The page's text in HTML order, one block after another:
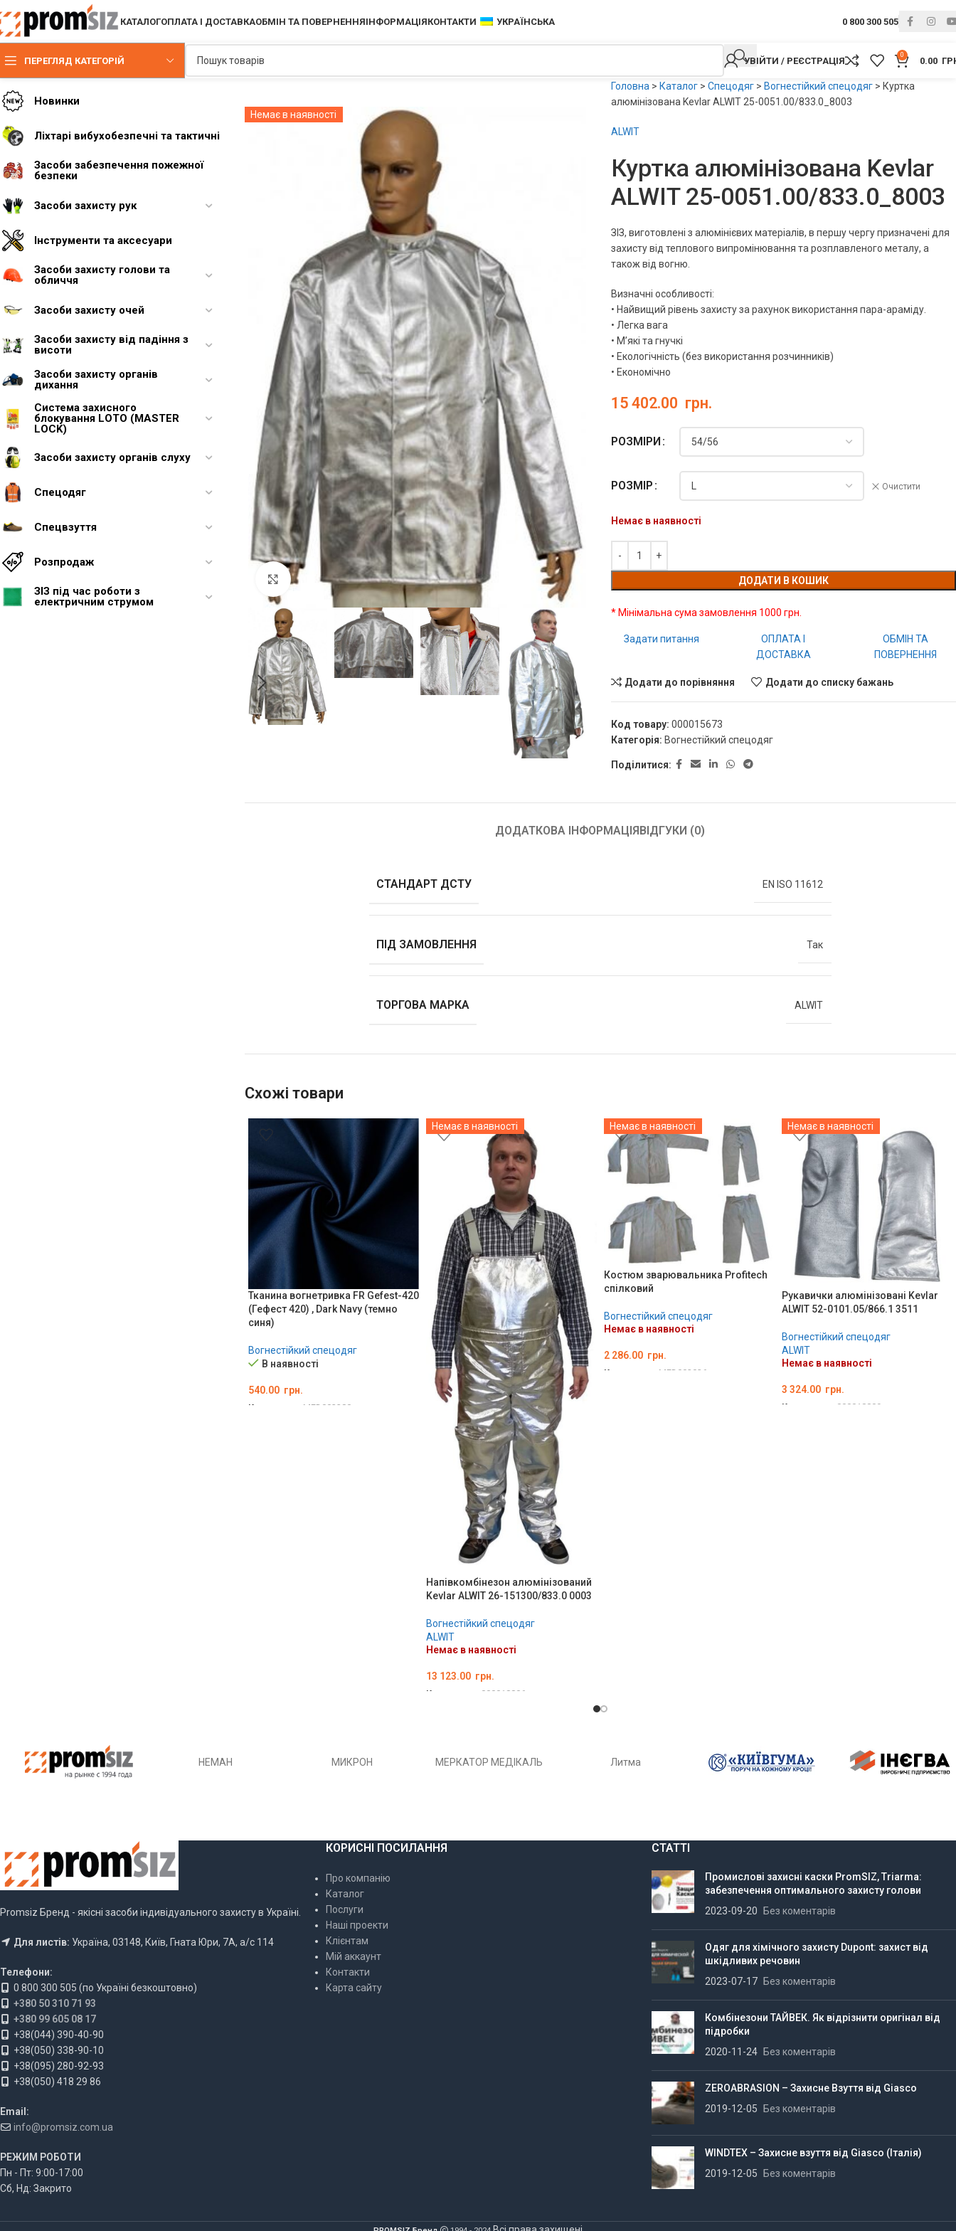
КАТАЛОГОПЛАТА І ДОСТАВКАОБМІН ТА ПОВЕРНЕННЯІНФОРМАЦІЯКОНТАКТИ УКРАЇНСЬКА 0 800 300 505
ПЕРЕГЛЯД КАТЕГОРІЙ УВІЙТИ / РЕЄСТРАЦІЯ
0
0.00
Новинки
Ліхтарі вибухобезпечні та тактичні
Засоби забезпечення пожежної
безпеки
Засоби захисту рук
Інструменти та аксесуари
Засоби захисту голови та
обличчя
Засоби захисту очей
Засоби захисту від падіння з
висоти
Засоби захисту органів
дихання
Система захисного
блокування LOTO (MASTER
LOCK)
Засоби захисту органів слуху
Спецодяг
Спецвзуття
Розпродаж
ЗІЗ під час роботи з
електричним струмом
Увеличить
Головна > Каталог> Спецодяг> Вогнестійкий спецодяг> Куртка
алюмінізована Kevlar ALWIT 25-0051.00/833.0_8003
ALWIT
Куртка алюмінізована Kevlar
ALWIT 25-0051.00/833.0_8003
ЗІЗ, виготовлені з алюмінієвих матеріалів, в першу чергу призначені для
захисту від теплового випромінювання та розплавленого металу, а
також від вогню.
Визначні особливості:
• Найвищий рівень захисту за рахунок використання пара-араміду.
• Легка вага
• М’які та гнучкі
• Екологічність (без використання розчинників)
• Економічно
15 402.00 грн.
РОЗМІРИ
РОЗМІР Очистити
Немає в наявності
ДОДАТИ В КОШИК
* Мінімальна сума замовлення 1000 грн.
Задати питання
ОПЛАТА І
ДОСТАВКА
ОБМІН ТА
ПОВЕРНЕННЯ
Додати до порівняння Додати до списку бажань
Код товару: 000015673
Категорія: Вогнестійкий спецодяг
Поділитися:
ДОДАТКОВА ІНФОРМАЦІЯВІДГУКИ (0)
СТАНДАРТ ДСТУ EN ISO 11612
ПІД ЗАМОВЛЕННЯ Так
ТОРГОВА МАРКА ALWIT
Схожі товари
Тканина вогнетривка FR Gefest-420
(Гефест 420) , Dark Navy (темно
синя)
Вогнестійкий спецодяг
В наявності
540.00 грн.
Код товару: MED002380
Немає в наявності
Напівкомбінезон алюмінізований
Kevlar ALWIT 26-151300/833.0 0003
Вогнестійкий спецодяг
ALWIT
Немає в наявності
13 123.00 грн.
Код товару: 000018806
Немає в наявності
Костюм зварювальника Profitech
спілковий
Вогнестійкий спецодяг
Немає в наявності
2 286.00 грн.
Код товару: MED002036
Немає в наявності
Рукавички алюмінізовані Kevlar
ALWIT 52-0101.05/866.1 3511
Вогнестійкий спецодяг
ALWIT
Немає в наявності
3 324.00 грн.
Код товару: 000018809
МИКРОН МЕРКАТОР МЕДІКАЛЬ
Promsiz Бренд - якісні засоби індивідуального захисту в Україні.
Для листів: Україна, 03148, Київ, Гната Юри, 7А, а/с 114
Телефони:
0 800 300 505 (по Україні безкоштовно)
+380 50 310 71 93
+380 99 605 08 17
+38(044) 390-40-90
+38(050) 338-90-10
+38(095) 280-92-93
+38(050) 418 29 86
Email:
info@promsiz.com.ua
РЕЖИМ РОБОТИ
Пн - Пт: 9:00-17:00
Сб, Нд: Закрито
КОРИСНІ ПОСИЛАННЯ
Про компанію
Каталог
Послуги
Наші проекти
Клієнтам
Мій аккаунт
Контакти
Карта сайту
СТАТТІ
Промислові захисні каски PromSIZ, Triarma:
забезпечення оптимального захисту голови
2023-09-20
Без коментарів
Одяг для хімічного захисту Dupont: захист від
шкідливих речовин
2023-07-17
Без коментарів
Комбінезони ТАЙВЕК. Як відрізнити оригінал від
підробки
2020-11-24
Без коментарів
ZEROABRASION – Захисне Взуття від Giasco
2019-12-05
Без коментарів
WINDTEX – Захисне взуття від Giasco (Італія)
2019-12-05
Без коментарів